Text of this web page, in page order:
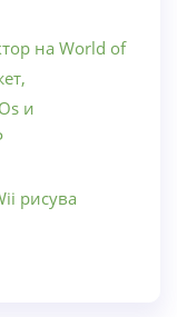
на World of
и
рисува